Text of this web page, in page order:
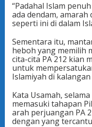
“Padahal Islam
ada dendam,
seperti ini di dalam
Sementara itu,
heboh yang memilih
cita-cita PA 212 kian
untuk
Islamiyah di
Kata Usamah,
memasuki tahapan
arah perjuangan PA
dengan yang